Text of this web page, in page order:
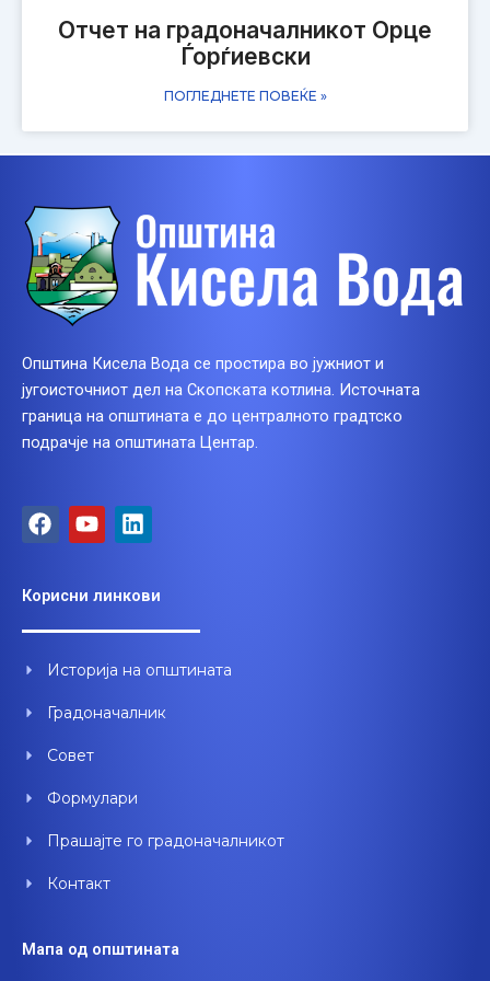
Отчет на градоначалникот Орце
Ѓорѓиевски
ПОГЛЕДНЕТЕ ПОВЕЌЕ »
Општина Кисела Вода се простира во јужниот и
југоисточниот дел на Скопската котлина. Источната
граница на општината е до централното градтско
подрачје на општината Центар.
F
a
b
o
k
Y
o
u
b
L
i
e
d
n
Корисни линкови
Историја на општината
Градоначалник
Совет
Формулари
Прашајте го градоначалникот
Контакт
Мапа од општината